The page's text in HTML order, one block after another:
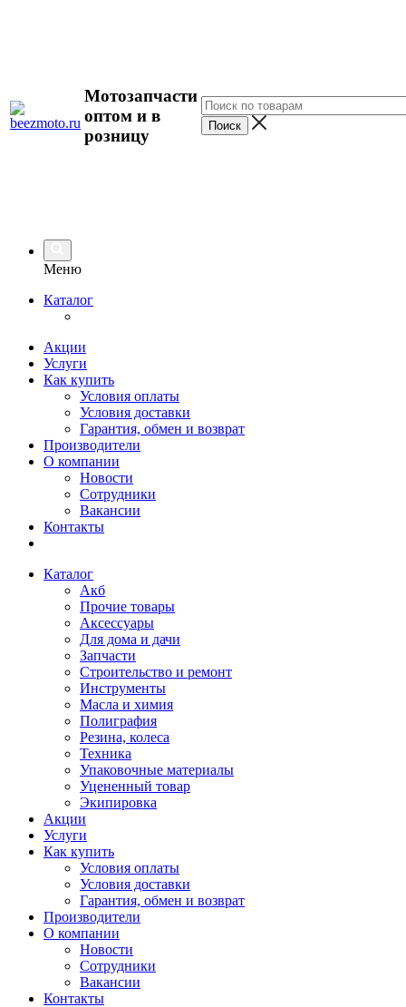
Мотозапчасти
оптом и в
розницу
Меню
Каталог
Акции
Услуги
Как купить
Условия оплаты
Условия доставки
Гарантия, обмен и возврат
Производители
О компании
Новости
Сотрудники
Вакансии
Контакты
Каталог
Акб
Прочие товары
Аксессуары
Для дома и дачи
Запчасти
Строительство и ремонт
Инструменты
Масла и химия
Полиграфия
Резина, колеса
Техника
Упаковочные материалы
Уцененный товар
Экипировка
Акции
Услуги
Как купить
Условия оплаты
Условия доставки
Гарантия, обмен и возврат
Производители
О компании
Новости
Сотрудники
Вакансии
Контакты